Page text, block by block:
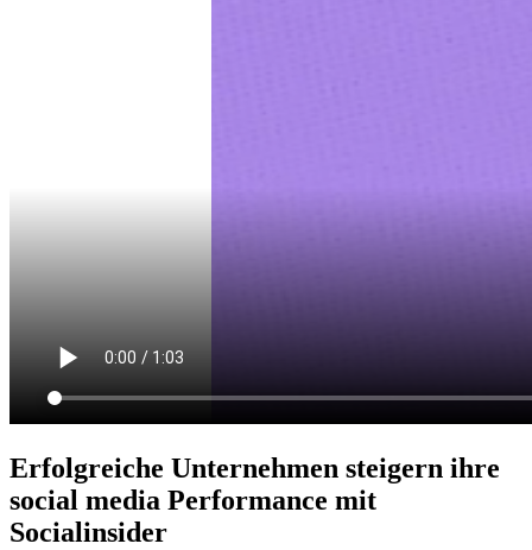
Erfolgreiche Unternehmen steigern ihre
social media Performance mit
Socialinsider